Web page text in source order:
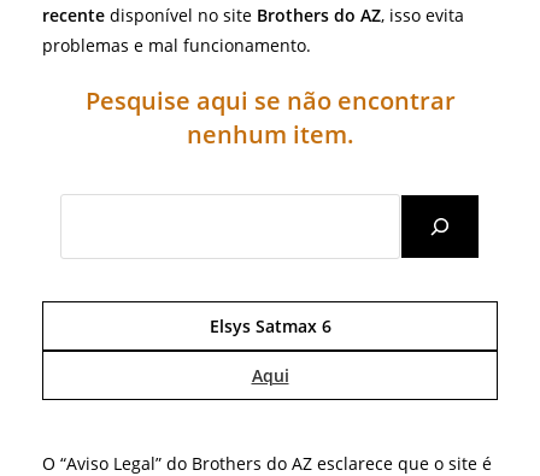
recente disponível no site Brothers do AZ, isso evita
problemas e mal funcionamento.
Pesquise aqui se não encontrar
nenhum item.
Elsys Satmax 6
Aqui
O “Aviso Legal” do Brothers do AZ esclarece que o site é